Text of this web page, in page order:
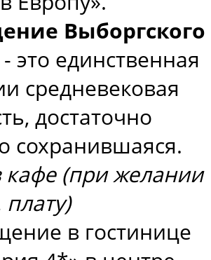
Выборгского
- это единственная
средневековая
достаточно
сохранившаяся.
кафе (при желании
в гостинице